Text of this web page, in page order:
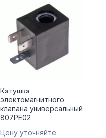
Катушка
электомагнитного
клапана универсальный
807PE02
Цену уточняйте